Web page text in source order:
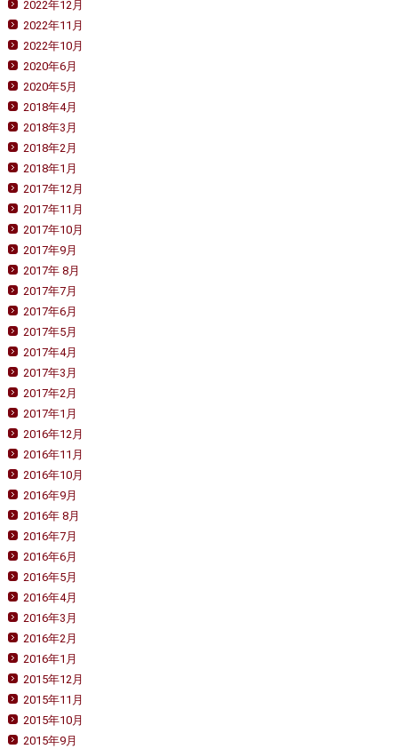
2022年12月
2022年11月
2022年10月
2020年6月
2020年5月
2018年4月
2018年3月
2018年2月
2018年1月
2017年12月
2017年11月
2017年10月
2017年9月
2017年 8月
2017年7月
2017年6月
2017年5月
2017年4月
2017年3月
2017年2月
2017年1月
2016年12月
2016年11月
2016年10月
2016年9月
2016年 8月
2016年7月
2016年6月
2016年5月
2016年4月
2016年3月
2016年2月
2016年1月
2015年12月
2015年11月
2015年10月
2015年9月